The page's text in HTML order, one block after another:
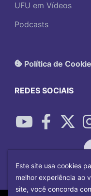
UFU em Vídeos
Podcasts
Política de
REDES SOCIAIS
Este site usa cookies
melhor experiência ao
site, você concorda